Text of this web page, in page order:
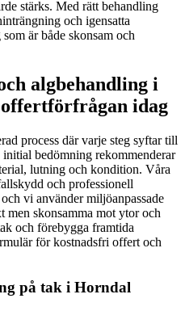
stärks. Med rätt behandling
och igensatta
är både skonsam och
algbehandling i
idag
process där varje steg syftar till
bedömning rekommenderar
lutning och kondition. Våra
och professionell
vi använder miljöanpassade
men skonsamma mot ytor och
och förebygga framtida
för kostnadsfri offert och
på tak i Horndal